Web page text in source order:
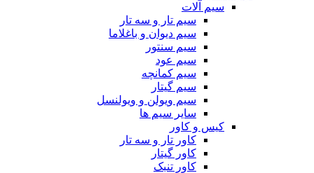
سیم آلات
سیم تار و سه تار
سیم دیوان و باغلاما
سیم سنتور
سیم عود
سیم کمانچه
سیم گیتار
سیم ویولن و ویولنسل
سایر سیم ها
کیس و کاور
کاور تار و سه تار
کاور گیتار
کاور تنبک